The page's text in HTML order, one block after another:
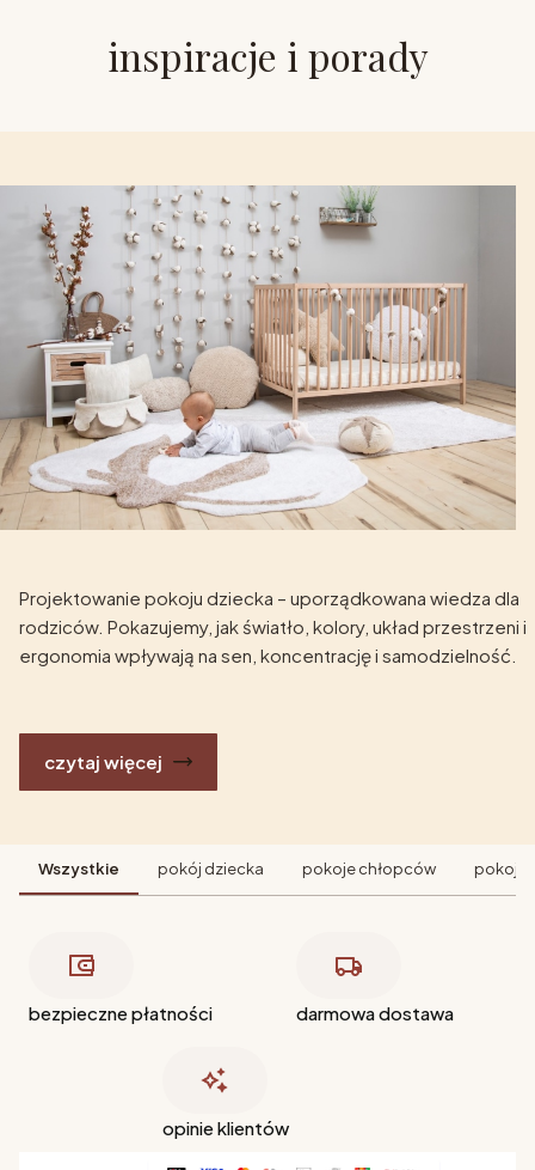
inspiracje i porady
Projektowanie pokoju dziecka – uporządkowana wiedza dla
rodziców. Pokazujemy, jak światło, kolory, układ przestrzeni i
ergonomia wpływają na sen, koncentrację i samodzielność.
czytaj więcej
Wszystkie pokój dziecka pokoje chłopców pokoje
bezpieczne płatności darmowa dostawa
opinie klientów